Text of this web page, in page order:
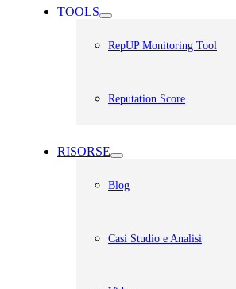
TOOLS
RepUP Monitoring Tool
Reputation Score
RISORSE
Blog
Casi Studio e Analisi